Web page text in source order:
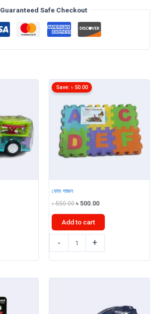
Guaranteed Safe Checkout
ফোম পাজল
৳550.00 Original
was:
৳ 500.00Current
৳ 500.00.
Save: ৳ 50.00
Add to cart
-
পাজল
quantity
+